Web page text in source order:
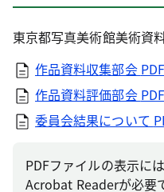
東京都写真美術館美術資
作品資料収集部会
作品資料評価部会
委員会結果について
PDFファイルの表示に
Acrobat Readerが必要